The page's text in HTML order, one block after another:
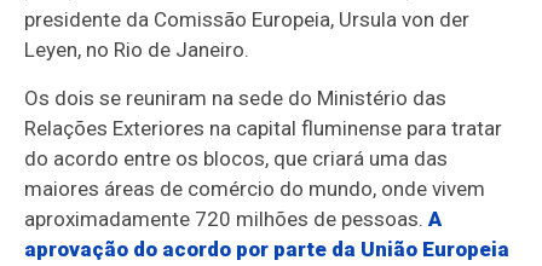
presidente da Comissão Europeia, Ursula von der
Leyen, no Rio de Janeiro.
Os dois se reuniram na sede do Ministério das
Relações Exteriores na capital fluminense para tratar
do acordo entre os blocos, que criará uma das
maiores áreas de comércio do mundo, onde vivem
aproximadamente 720 milhões de pessoas.A
aprovação do acordo por parte da União Europeia